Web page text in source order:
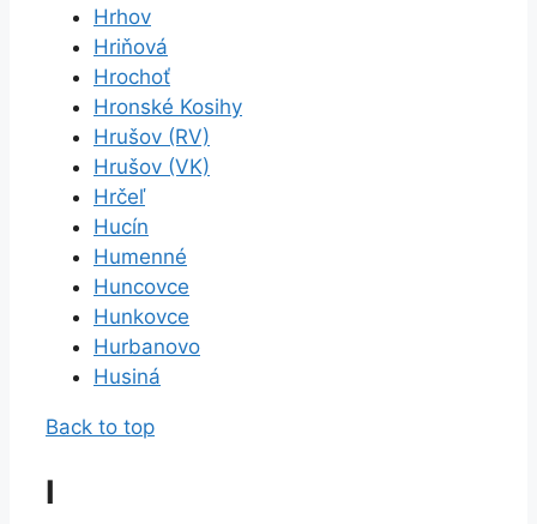
Hrhov
Hriňová
Hrochoť
Hronské Kosihy
Hrušov (RV)
Hrušov (VK)
Hrčeľ
Hucín
Humenné
Huncovce
Hunkovce
Hurbanovo
Husiná
Back to top
I